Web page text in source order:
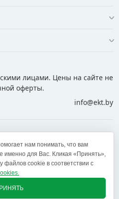
лицами. Цены на сайте не
оферты.
info@ekt.by
zakaz@ekt.by
Оставить отзыв
нам понимать, что вам
именно для Вас. Кликая «Принять»,
файлов cookie в соответствии с